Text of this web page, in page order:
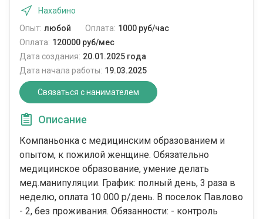
Нахабино
Опыт: любой Оплата: 1000 руб/час
Оплата: 120000 руб/мес
Дата создания: 20.01.2025 года
Дата начала работы: 19.03.2025
Связаться с нанимателем
Описание
Компаньонка с медицинским образованием и
опытом, к пожилой женщине. Обязательно
медицинское образование, умение делать
мед.манипуляции. График: полный день, 3 раза в
неделю, оплата 10 000 р/день. В поселок Павлово
- 2, без проживания. Обязанности: - контроль